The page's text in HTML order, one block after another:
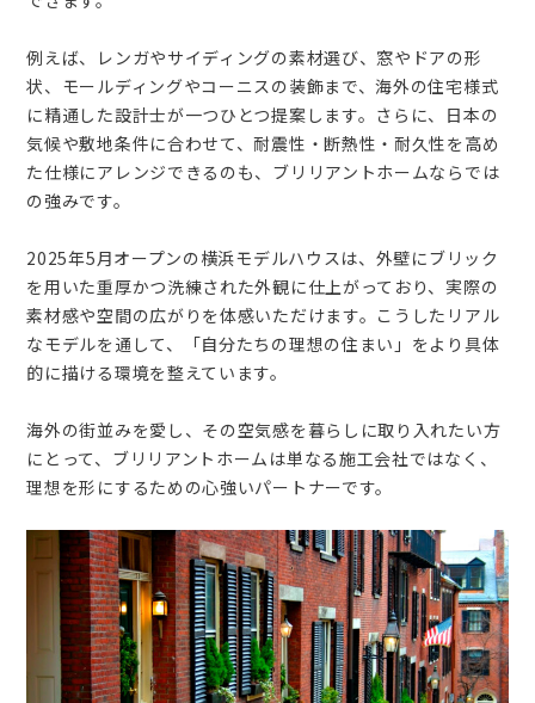
例えば、レンガやサイディングの素材選び、窓やドアの形
状、モールディングやコーニスの装飾まで、海外の住宅様式
に精通した設計士が一つひとつ提案します。さらに、日本の
気候や敷地条件に合わせて、耐震性・断熱性・耐久性を高め
た仕様にアレンジできるのも、ブリリアントホームならでは
の強みです。
2025年5月オープンの横浜モデルハウスは、外壁にブリック
を用いた重厚かつ洗練された外観に仕上がっており、実際の
素材感や空間の広がりを体感いただけます。こうしたリアル
なモデルを通して、「自分たちの理想の住まい」をより具体
的に描ける環境を整えています。
海外の街並みを愛し、その空気感を暮らしに取り入れたい方
にとって、ブリリアントホームは単なる施工会社ではなく、
理想を形にするための心強いパートナーです。